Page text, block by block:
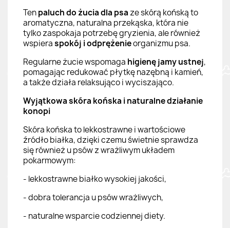
Tenpaluch do żucia dla psa ze skórą końską to
aromatyczna, naturalna przekąska, która nie
tylko zaspokaja potrzebę gryzienia, ale również
wspieraspokój i odprężenieorganizmu psa.
Regularne żucie wspomaga higienę jamy ustnej,
pomagając redukować płytkę nazębną i kamień,
a także działa relaksująco i wyciszająco.
Wyjątkowa skóra końska i naturalne działanie
konopi
Skóra końska to lekkostrawne i wartościowe
źródło białka, dzięki czemu świetnie sprawdza
się również u psów z wrażliwym układem
pokarmowym:
- lekkostrawne białko wysokiej jakości,
- dobra tolerancja u psów wrażliwych,
- naturalne wsparcie codziennej diety.